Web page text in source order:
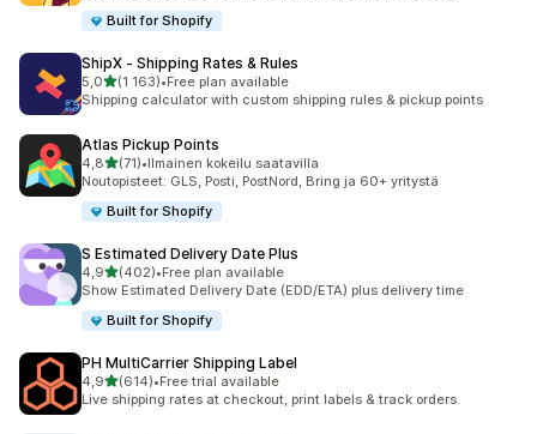
Built for Shopify
ShipX ‑ Shipping Rates & Rules
5,0/ 5 tähteä
(1 163)
1163 arvostelua yhteensä
•Free plan available
Shipping calculator with custom shipping rules & pickup points
Atlas Pickup Points
4,8/ 5 tähteä
(71)
71 arvostelua yhteensä
•Ilmainen kokeilu saatavilla
Noutopisteet: GLS, Posti, PostNord, Bring ja 60+ yritystä
Built for Shopify
S Estimated Delivery Date Plus
4,9/ 5 tähteä
(402)
402 arvostelua yhteensä
•Free plan available
Show Estimated Delivery Date (EDD/ETA) plus delivery time
Built for Shopify
PH MultiCarrier Shipping Label
4,9/ 5 tähteä
(614)
614 arvostelua yhteensä
•Free trial available
Live shipping rates at checkout, print labels & track orders.